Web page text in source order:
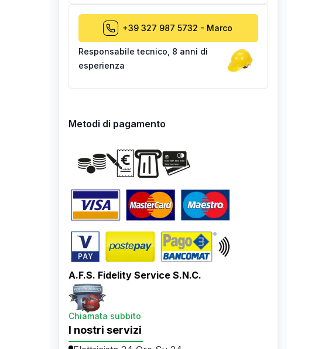
+39 327 987 5732 - Marco
Responsabile tecnico 8 anni di
esperienza
Metodi di pagamento
A.F.S. Fidelity Service S.N.C.
Chiamata subbito
I nostri servizi